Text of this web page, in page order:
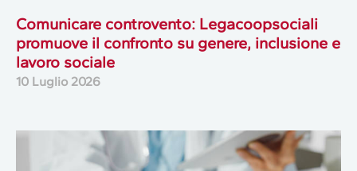
Comunicare controvento: Legacoopsociali
promuove il confronto su genere, inclusione e
lavoro sociale
10 Luglio 2026